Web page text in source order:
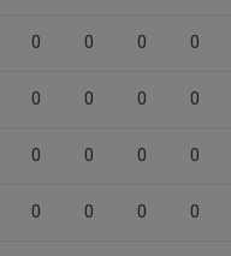
0 0 0 0
0 0 0 0
0 0 0 0
0 0 0 0